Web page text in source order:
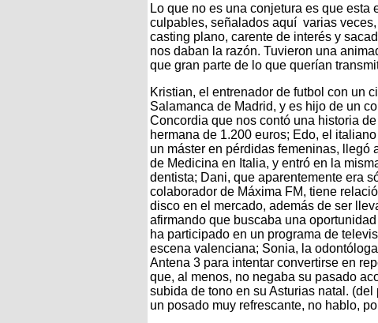
Lo que no es una conjetura es que
culpables, señalados aquí varias
casting plano, carente de interés y
nos daban la razón. Tuvieron una
que gran parte de lo que querían
Kristian, el entrenador de futbol con un
Salamanca de Madrid, y es hijo de un
Concordia que nos contó una historia
hermana de 1.200 euros; Edo, el
un máster en pérdidas femeninas, llegó
de Medicina en Italia, y entró en la
dentista; Dani, que aparentemente era
colaborador de Máxima FM, tiene
disco en el mercado, además de ser
afirmando que buscaba una
ha participado en un programa de
escena valenciana; Sonia, la
Antena 3 para intentar convertirse en
que, al menos, no negaba su pasado
subida de tono en su Asturias natal.
un posado muy refrescante, no hablo,